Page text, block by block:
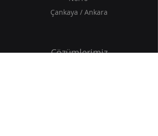
Çankaya / Ankara
Çözümlerimiz